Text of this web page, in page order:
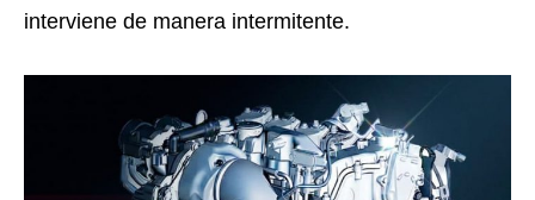
interviene de manera intermitente.